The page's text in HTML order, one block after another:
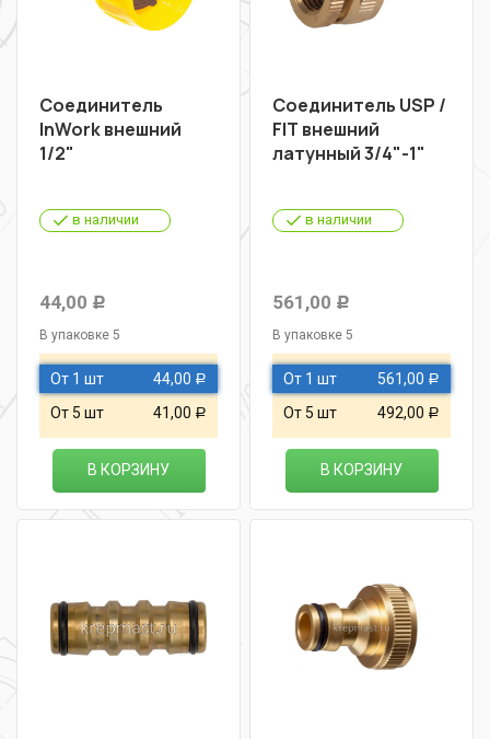
Соединитель
InWork внешний
1/2"
в наличии
44,00 Р
В упаковке 5
От 1 шт 44,00 Р
От 5 шт 41,00 Р
В КОРЗИНУ
Соединитель USP /
FIT внешний
латунный 3/4"-1"
в наличии
561,00 Р
В упаковке 5
От 1 шт 561,00 Р
От 5 шт 492,00 Р
В КОРЗИНУ